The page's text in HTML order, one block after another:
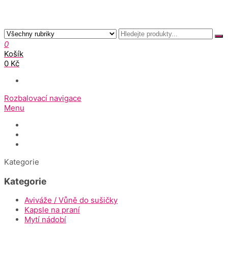
0
Košík
0 Kč
Rozbalovací navigace
Menu
Kategorie
Kategorie
Aviváže / Vůně do sušičky
Kapsle na praní
Mytí nádobí